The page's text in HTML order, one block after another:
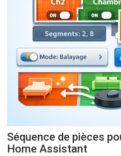
Séquence de pièces
Home Assistant